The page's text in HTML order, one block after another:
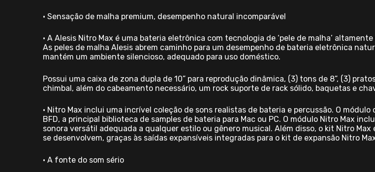
• Sensação de malha premium, desempenho natural incomparável
• A Alesis Nitro Max é uma bateria eletrônica com tecnologia de ‘pele de malha’
As peles de malha Alesis abrem caminho para um desempenho de bateria eletrônica
mantém um ambiente silencioso, adequado para uso doméstico.
Possui uma caixa de zona dupla de 10” para reprodução dinâmica, (3) tons de 8”, (3)
chimbal, além do cabeamento necessário, um rock suporte de rack sólido, baquetas e
• Nitro Max inclui uma incrível coleção de sons realistas de bateria e percussão. O
BFD, a principal biblioteca de samples de bateria para Mac ou PC. O módulo Nitro Max
sonora versátil adequada a qualquer estilo ou gênero musical. Além disso, o kit Nitro
se desenvolvem, graças às saídas expansíveis integradas para o kit de expansão Nitro
• A fonte do som sério